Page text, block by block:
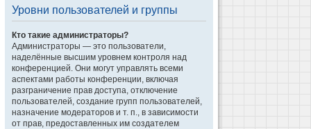
Уровни пользователей и группы
Кто такие администраторы?
Администраторы — это пользователи,
наделённые высшим уровнем контроля над
конференцией. Они могут управлять всеми
аспектами работы конференции, включая
разграничение прав доступа, отключение
пользователей, создание групп пользователей,
назначение модераторов и т. п., в зависимости
от прав, предоставленных им создателем